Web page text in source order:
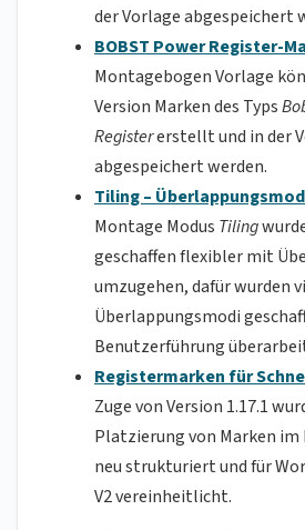
der Vorlage abgespeichert
BOBST Power Register-
Montagebogen Vorlage
Version Marken des Typs
Registererstellt und in der
abgespeichert werden.
Tiling –
Montage Modus Tiling
geschaffen flexibler mit
umzugehen, dafür wurden
Überlappungsmodi
Benutzerführung
Registermarken für
Zuge von Version 1.17.1
Platzierung von Marken
neu strukturiert und für
V2 vereinheitlicht.